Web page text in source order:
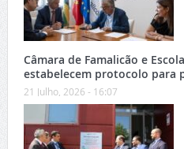
Câmara de Famalicão e
estabelecem protocolo para
21 Julho, 2026 - 16:07